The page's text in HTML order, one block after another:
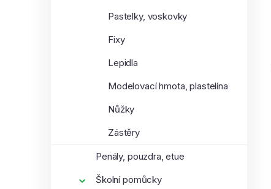
Pastelky, voskovky
Fixy
Lepidla
Modelovací hmota, plastelína
Nůžky
Zástěry
Penály, pouzdra, etue
Školní pomůcky